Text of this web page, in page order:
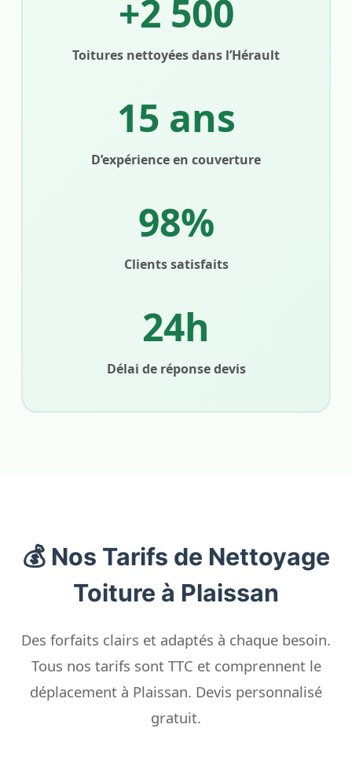
+2 500
Toitures nettoyées dans l’Hérault
15 ans
D’expérience en couverture
98%
Clients satisfaits
24h
Délai de réponse devis
💰 Nos Tarifs de Nettoyage
Toiture à Plaissan
Des forfaits clairs et adaptés à chaque besoin.
Tous nos tarifs sont TTC et comprennent le
déplacement à Plaissan. Devis personnalisé
gratuit.